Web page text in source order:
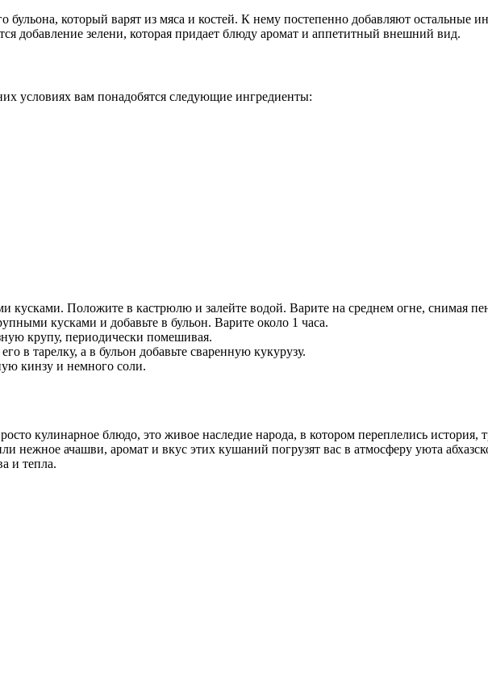
бульона, который варят из мяса и костей. К нему постепенно добавляют остальные
добавление зелени, которая придает блюду аромат и аппетитный внешний вид.
условиях вам понадобятся следующие ингредиенты:
кусками. Положите в кастрюлю и залейте водой. Варите на среднем огне, снимая
кусками и добавьте в бульон. Варите около 1 часа.
крупу, периодически помешивая.
в тарелку, а в бульон добавьте сваренную кукурузу.
кинзу и немного соли.
кулинарное блюдо, это живое наследие народа, в котором переплелись история,
нежное ачашви, аромат и вкус этих кушаний погрузят вас в атмосферу уюта
и тепла.